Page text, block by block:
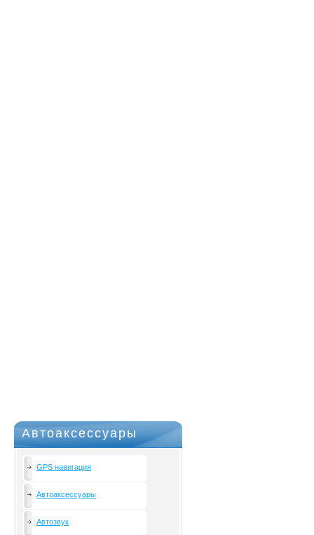
Автоаксессуары
GPS навигация
Автоаксессуары
Автозвук